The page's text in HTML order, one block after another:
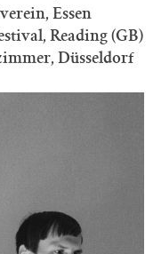
Essen
Reading (GB)
Düsseldorf